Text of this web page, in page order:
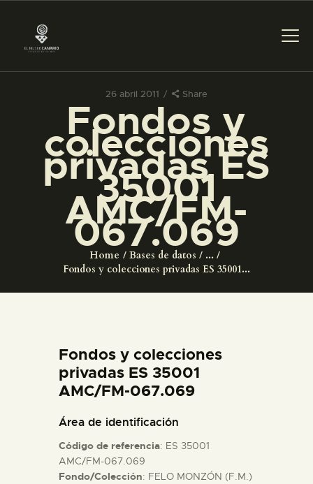
26 abril 2011 Share
Fondos y
colecciones
privadas ES
35001
AMC/FM-
067.069
Home Bases de datos
...
Fondos y colecciones privadas ES 35001...
PREPARAR LA VISITA
ACTIVIDADES
█
EL MUSEO
ESPAÑOL
ACTIVIDADES
Fondos y colecciones
privadas ES 35001
AMC/FM-067.069
Área de identificación
Código de referencia: ES 35001
AMC/FM-067.069
Fondo/Colección: FELO MONZÓN (F.M.)